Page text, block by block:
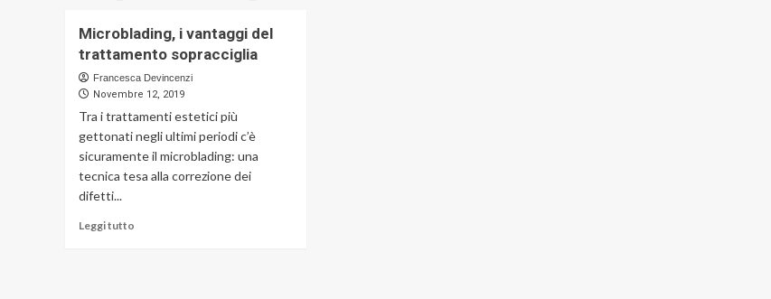
Microblading, i vantaggi del
trattamento sopracciglia
Francesca Devincenzi
Novembre 12, 2019
Tra i trattamenti estetici più
gettonati negli ultimi periodi c’è
sicuramente il microblading: una
tecnica tesa alla correzione dei
difetti...
Leggi tutto